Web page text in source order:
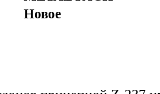
Новое